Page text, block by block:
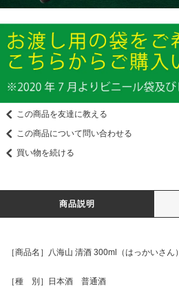
この商品を友達に教える
この商品について問い合わせる
買い物を続ける
商品説明
［商品名］八海山 清酒 300ml（はっかいさん）
［種 別］日本酒 普通酒